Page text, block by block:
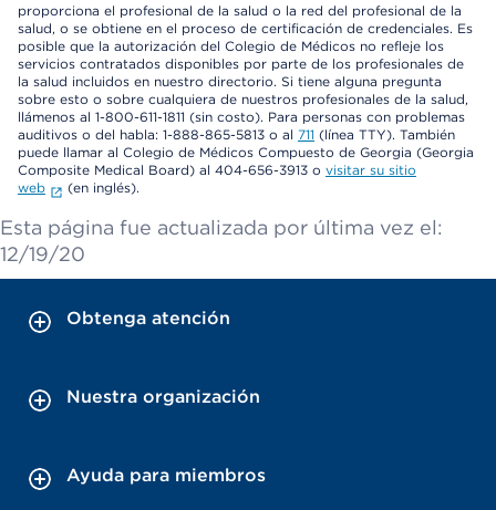
proporciona el profesional de la salud o la red del profesional de la
salud, o se obtiene en el proceso de certificación de credenciales. Es
posible que la autorización del Colegio de Médicos no refleje los
servicios contratados disponibles por parte de los profesionales de
la salud incluidos en nuestro directorio. Si tiene alguna pregunta
sobre esto o sobre cualquiera de nuestros profesionales de la salud,
llámenos al 1-800-611-1811 (sin costo). Para personas con problemas
auditivos o del habla: 1-888-865-5813 o al 711 (línea TTY). También
puede llamar al Colegio de Médicos Compuesto de Georgia (Georgia
Composite Medical Board) al 404-656-3913 o visitar su sitio
web
(en inglés).
Esta página fue actualizada por última vez el:
12/19/20
Obtenga atención
Nuestra organización
Ayuda para miembros